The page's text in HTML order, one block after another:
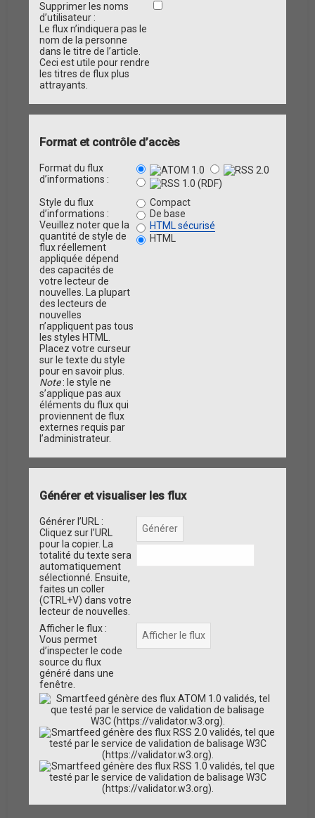
Supprimer les noms
d’utilisateur :
Le flux n’indiquera pas le
nom de la personne
dans le titre de l’article.
Ceci est utile pour rendre
les titres de flux plus
attrayants.
Format et contrôle d’accès
Format du flux
d’informations :
Style du flux
d’informations :
Veuillez noter que la
quantité de style de
flux réellement
appliquée dépend
des capacités de
votre lecteur de
nouvelles. La plupart
des lecteurs de
nouvelles
n’appliquent pas tous
les styles HTML.
Placez votre curseur
sur le texte du style
pour en savoir plus.
Note: le style ne
s’applique pas aux
éléments du flux qui
proviennent de flux
externes requis par
l’administrateur.
Compact
De base
HTML sécurisé
HTML
Générer et visualiser les flux
Générer l’URL :
Cliquez sur l’URL
pour la copier. La
totalité du texte sera
automatiquement
sélectionné. Ensuite,
faites un coller
(CTRL+V) dans votre
lecteur de nouvelles.
Afficher le flux :
Vous permet
d’inspecter le code
source du flux
généré dans une
fenêtre.